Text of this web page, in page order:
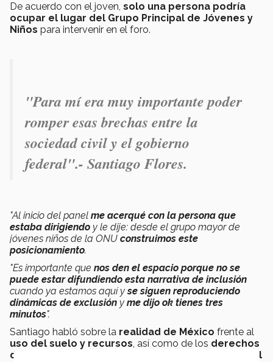
De acuerdo con el joven, solo una persona podría
ocupar el lugar del Grupo Principal de Jóvenes y
Niños para intervenir en el foro.
"Para mí era muy importante poder
romper esas brechas entre la
sociedad civil y el gobierno
federal".- Santiago Flores.
"Al inicio del panel me acerqué con la persona que
estaba dirigiendo y le dije: desde el grupo mayor de
jóvenes niños de la ONU construimos este
posicionamiento.
"Es importante que nos den el espacio porque no se
puede estar difundiendo esta narrativa de inclusión
cuando ya estamos aquí yse siguen reproduciendo
dinámicas de exclusión y me dijo ok tienes tres
minutos".
Santiago habló sobre la realidad de México frente al
uso del suelo y recursos, así como de los derechos
de defensores de la tierra
dinámicas entre el